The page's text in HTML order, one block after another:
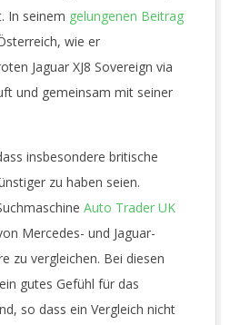
In seinem gelungenen Beitrag
wie er
Jaguar XJ8 Sovereign via
und gemeinsam mit seiner
insbesondere britische
zu haben seien.
Auto Trader UK
Mercedes- und Jaguar-
zu vergleichen. Bei diesen
gutes Gefühl für das
so dass ein Vergleich nicht